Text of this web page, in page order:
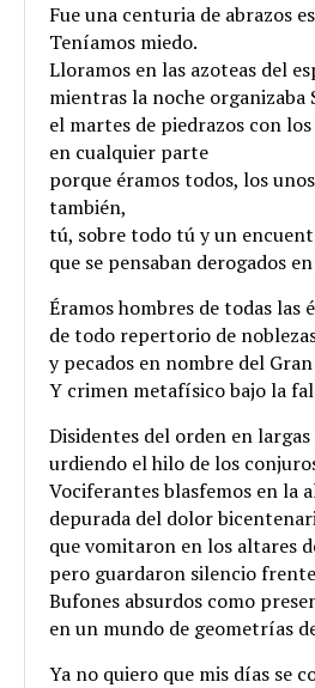
Fue una centuria de abrazos
Teníamos miedo.
Lloramos en las azoteas del
mientras la noche organizaba
el martes de piedrazos con los
en cualquier parte
porque éramos todos, los
también,
tú, sobre todo tú y un
que se pensaban derogados
Éramos hombres de todas las
de todo repertorio de
y pecados en nombre del
Y crimen metafísico bajo la
Disidentes del orden en
urdiendo el hilo de los
Vociferantes blasfemos en la
depurada del dolor
que vomitaron en los altares
pero guardaron silencio
Bufones absurdos como
en un mundo de geometrías
Ya no quiero que mis días se